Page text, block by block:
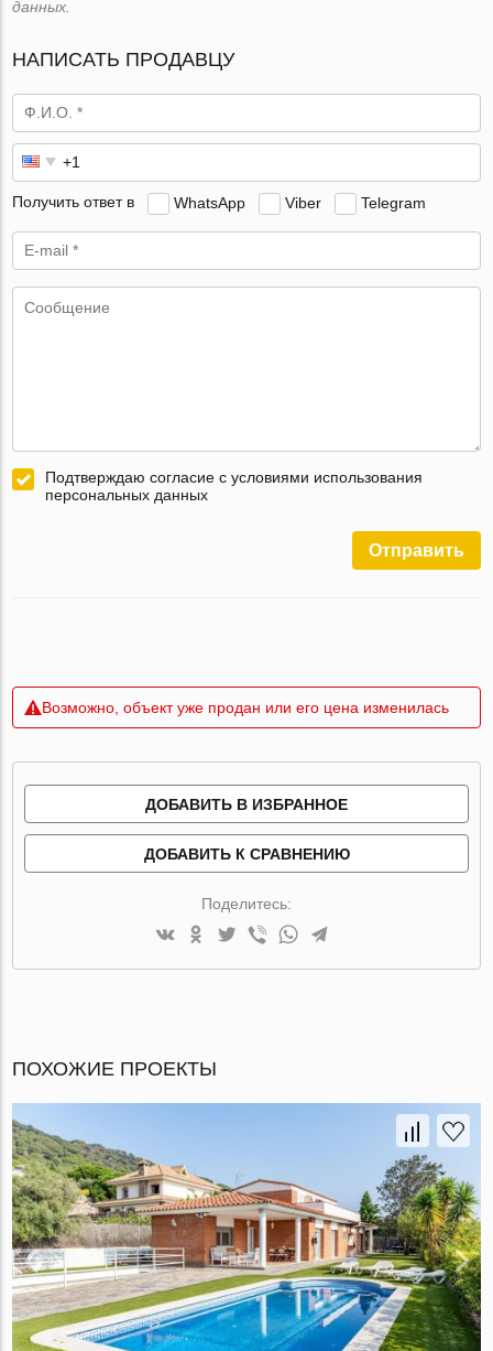
данных.
НАПИСАТЬ ПРОДАВЦУ
Получить ответ в WhatsApp Viber Telegram
Подтверждаю согласие с условиями использования
персональных данных
Отправить
Возможно, объект уже продан или его цена изменилась
ДОБАВИТЬ В ИЗБРАННОЕ
ДОБАВИТЬ К СРАВНЕНИЮ
Поделитесь:
ПОХОЖИЕ ПРОЕКТЫ